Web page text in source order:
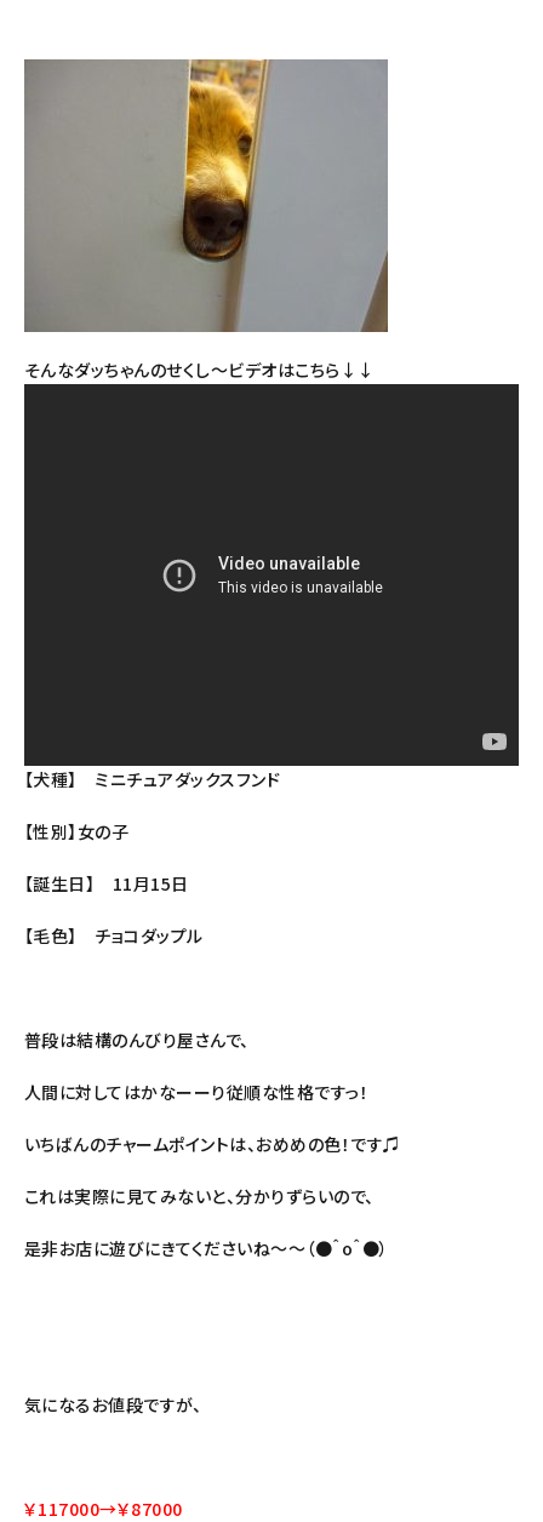
そんなダッちゃんのせくし～ビデオはこちら↓↓
【犬種】 ミニチュアダックスフンド
【性別】女の子
【誕生日】 11月15日
【毛色】 チョコダップル
普段は結構のんびり屋さんで、
人間に対してはかなーーり従順な性格ですっ！
いちばんのチャームポイントは、おめめの色！です♫
これは実際に見てみないと、分かりずらいので、
是非お店に遊びにきてくださいね～～（●＾o＾●）
気になるお値段ですが、
￥117000→￥87000